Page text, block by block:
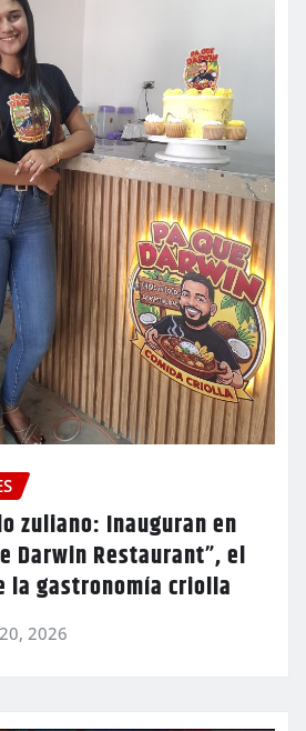
zuliano: Inauguran en
Darwin Restaurant”, el
la gastronomía criolla
2026